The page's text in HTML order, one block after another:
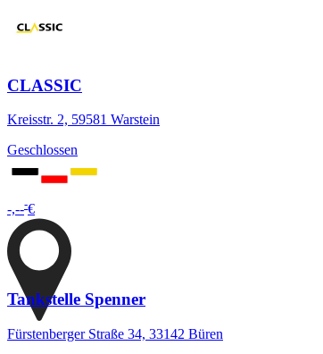
CLASSIC
Kreisstr. 2, 59581 Warstein
Geschlossen
-,---€
Tankstelle Spenner
Fürstenberger Straße 34, 33142 Büren